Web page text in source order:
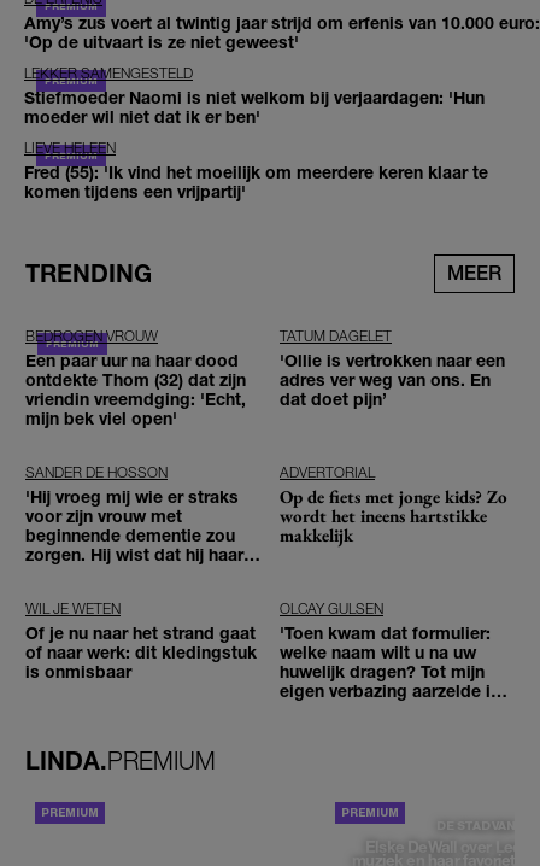
Amy’s zus voert al twintig jaar strijd om erfenis van 10.000 euro:
'Op de uitvaart is ze niet geweest'
LEKKER SAMENGESTELD
Stiefmoeder Naomi is niet welkom bij verjaardagen: 'Hun
moeder wil niet dat ik er ben'
LIEVE HELEEN
Fred (55): 'Ik vind het moeilijk om meerdere keren klaar te
komen tijdens een vrijpartij'
TRENDING MEER
BEDROGEN VROUW
Een paar uur na haar dood
ontdekte Thom (32) dat zijn
vriendin vreemdging: 'Echt,
mijn bek viel open'
TATUM DAGELET
'Ollie is vertrokken naar een
adres ver weg van ons. En
dat doet pijn’
SANDER DE HOSSON
'Hij vroeg mij wie er straks
voor zijn vrouw met
beginnende dementie zou
zorgen. Hij wist dat hij haar
ADVERTORIAL
Op de fiets met jonge kids? Zo
wordt het ineens hartstikke
makkelijk
WIL JE WETEN
Of je nu naar het strand gaat
of naar werk: dit kledingstuk
is onmisbaar
OLCAY GULSEN
'Toen kwam dat formulier:
welke naam wilt u na uw
huwelijk dragen? Tot mijn
eigen verbazing aarzelde ik
LINDA.PREMIUM
DE STAD VAN
Elske DeWall over
muziek en haar favoriete